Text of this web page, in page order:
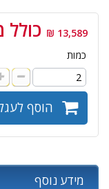
13,589 ₪
כמות
הוסף
מידע נוסף